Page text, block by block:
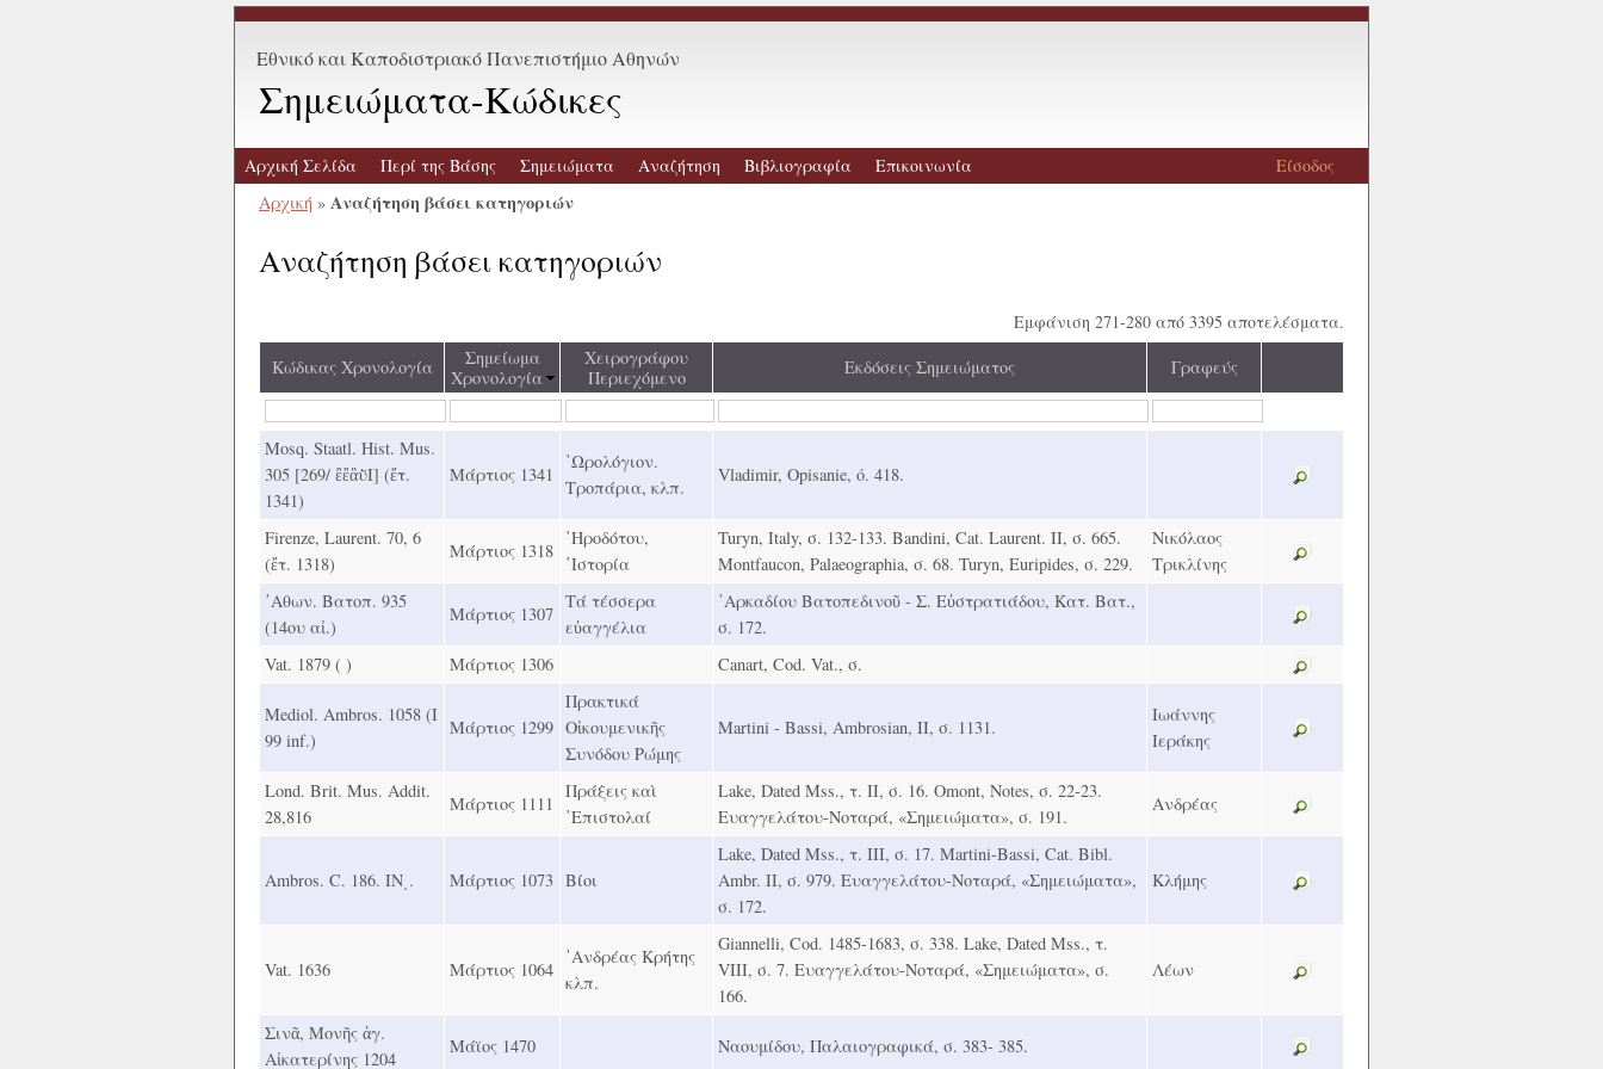
Εθνικό και Καποδιστριακό Πανεπιστήμιο Αθηνών
Σημειώματα-Κώδικες
Αρχική Σελίδα Περί της Βάσης Σημειώματα Αναζήτηση Βιβλιογραφία Επικοινωνία
Είσοδος
Αρχική » Αναζήτηση βάσει κατηγοριών
Αναζήτηση βάσει κατηγοριών
Εμφάνιση 271-280 από 3395 αποτελέσματα.
Κώδικας Χρονολογία
Σημείωμα
Χρονολογία
Χειρογράφου
Περιεχόμενο
Εκδόσεις Σημειώματος Γραφεύς
Mosq. Staatl. Hist. Mus.
305 [269/ ἒἒἃῢΙ] (ἔτ.
1341)
Μάρτιος 1341
῾Ωρολόγιον.
Τροπάρια, κλπ.
Vladimir, Opisanie, ó. 418.
Firenze, Laurent. 70, 6
(ἔτ. 1318)
Μάρτιος 1318
῾Ηροδότου,
῾Ιστορία
Turyn, Italy, σ. 132-133. Bandini, Cat. Laurent. ΙΙ, σ. 665.
Montfaucon, Palaeographia, σ. 68. Turyn, Euripides, σ. 229.
Νικόλαος
Τρικλίνης
᾿Αθων. Βατοπ. 935
(14ου αἰ.)
Μάρτιος 1307
Τά τέσσερα
εὐαγγέλια
᾿Αρκαδίου Βατοπεδινοῦ - Σ. Εὐστρατιάδου, Κατ. Βατ.,
σ. 172.
Vat. 1879 ( )
Μάρτιος 1306 Canart, Cod. Vat., σ.
Mediol. Ambros. 1058 (Ι
99 inf.)
Μάρτιος 1299
Πρακτικά
Οἰκουμενικῆς
Συνόδου Ρώμης
Martini - Bassi, Ambrosian, ΙΙ, σ. 1131.
Ιωάννης
Ιεράκης
Lond. Brit. Mus. Addit.
28,816
Μάρτιος 1111
Πράξεις καὶ
᾿Επιστολαί
Lake, Dated Mss., τ. ΙΙ, σ. 16. Omont, Notes, σ. 22-23.
Ευαγγελάτου-Νοταρά, «Σημειώματα», σ. 191.
Ανδρέας
Ambros. C. 186. ΙΝͺ. Μάρτιος 1073 Βίοι
Lake, Dated Mss., τ. ΙΙΙ, σ. 17. Martini-Bassi, Cat. Bibl.
Ambr. ΙΙ, σ. 979. Ευαγγελάτου-Νοταρά, «Σημειώματα»,
σ. 172.
Κλήμης
Vat. 1636 Μάρτιος 1064
᾿Ανδρέας Κρήτης
κλπ.
Giannelli, Cod. 1485-1683, σ. 338. Lake, Dated Mss., τ.
VIΙΙ, σ. 7. Ευαγγελάτου-Νοταρά, «Σημειώματα», σ.
166.
Λέων
Σινᾶ, Μονῆς ἁγ.
Αἰκατερίνης 1204
Μάϊος 1470 Ναουμίδου, Παλαιογραφικά, σ. 383- 385.